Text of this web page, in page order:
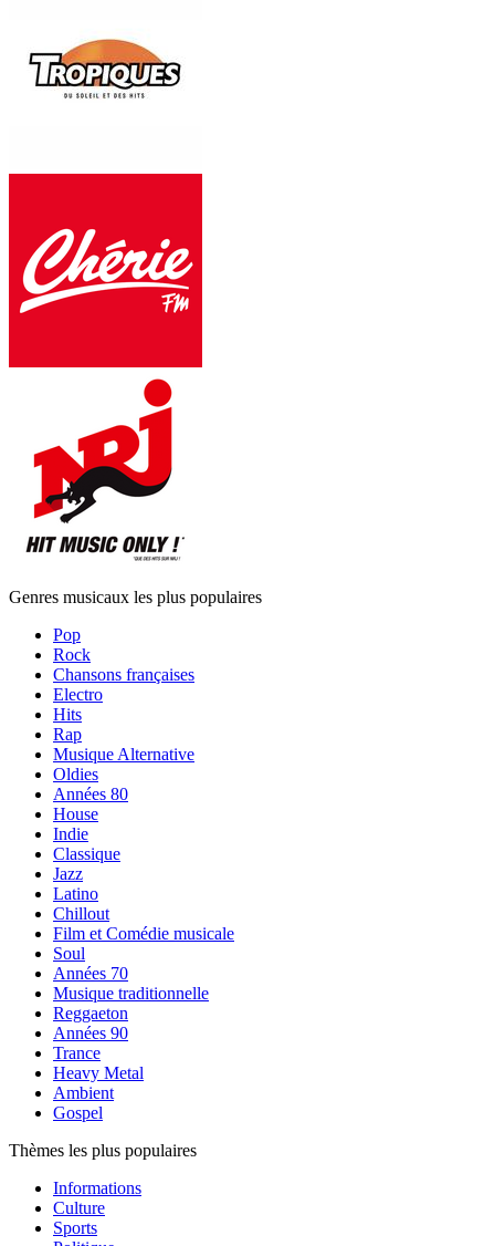
Genres musicaux les plus populaires
Pop
Rock
Chansons françaises
Electro
Hits
Rap
Musique Alternative
Oldies
Années 80
House
Indie
Classique
Jazz
Latino
Chillout
Film et Comédie musicale
Soul
Années 70
Musique traditionnelle
Reggaeton
Années 90
Trance
Heavy Metal
Ambient
Gospel
Thèmes les plus populaires
Informations
Culture
Sports